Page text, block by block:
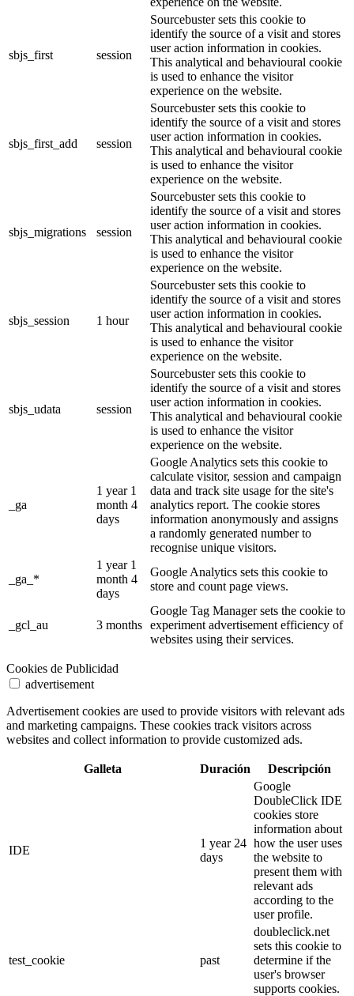
sbjs_first session
Sourcebuster sets this cookie to
identify the source of a visit and stores
user action information in cookies.
This analytical and behavioural cookie
is used to enhance the visitor
experience on the website.
sbjs_first_add session
Sourcebuster sets this cookie to
identify the source of a visit and stores
user action information in cookies.
This analytical and behavioural cookie
is used to enhance the visitor
experience on the website.
sbjs_migrations session
Sourcebuster sets this cookie to
identify the source of a visit and stores
user action information in cookies.
This analytical and behavioural cookie
is used to enhance the visitor
experience on the website.
sbjs_session 1 hour
Sourcebuster sets this cookie to
identify the source of a visit and stores
user action information in cookies.
This analytical and behavioural cookie
is used to enhance the visitor
experience on the website.
sbjs_udata session
Sourcebuster sets this cookie to
identify the source of a visit and stores
user action information in cookies.
This analytical and behavioural cookie
is used to enhance the visitor
experience on the website.
_ga
1 year 1
month 4
days
Google Analytics sets this cookie to
calculate visitor, session and campaign
data and track site usage for the site's
analytics report. The cookie stores
information anonymously and assigns
a randomly generated number to
recognise unique visitors.
_ga_*
1 year 1
month 4
days
Google Analytics sets this cookie to
store and count page views.
_gcl_au 3 months
Google Tag Manager sets the cookie to
experiment advertisement efficiency of
websites using their services.
Cookies de Publicidad
advertisement
Advertisement cookies are used to provide visitors with relevant ads
and marketing campaigns. These cookies track visitors across
websites and collect information to provide customized ads.
Galleta Duración Descripción
IDE
1 year 24
days
Google
DoubleClick IDE
cookies store
information about
how the user uses
the website to
present them with
relevant ads
according to the
user profile.
test_cookie past
doubleclick.net
sets this cookie to
determine if the
user's browser
supports cookies.